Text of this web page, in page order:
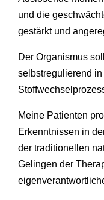
und die
gestärkt und
Der Organismus
selbstregulierend
Meine Patienten
Erkenntnissen in
der traditionellen
Gelingen der